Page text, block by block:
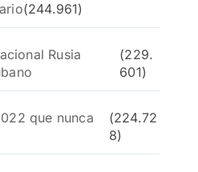
(244.961)
Rusia
(229.
601)
que nunca
(224.72
8)